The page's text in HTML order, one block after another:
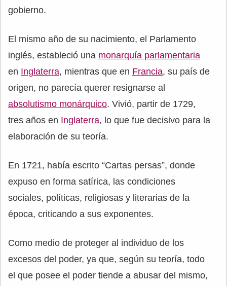
gobierno.
El mismo año de su nacimiento, el Parlamento
inglés, estableció una monarquía parlamentaria
en Inglaterra, mientras que en Francia, su país de
origen, no parecía querer resignarse al
absolutismo monárquico. Vivió, partir de 1729,
tres años en Inglaterra, lo que fue decisivo para la
elaboración de su teoría.
En 1721, había escrito “Cartas persas”, donde
expuso en forma satírica, las condiciones
sociales, políticas, religiosas y literarias de la
época, criticando a sus exponentes.
Como medio de proteger al individuo de los
excesos del poder, ya que, según su teoría, todo
el que posee el poder tiende a abusar del mismo,